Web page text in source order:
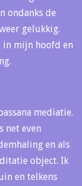
ondanks de
gelukkig.
in mijn hoofd en
mediatie.
net even
en als
object. Ik
en telkens